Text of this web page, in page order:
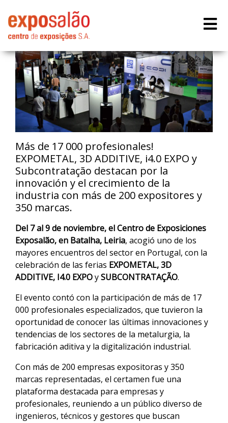
Más de 17 000 profesionales!
EXPOMETAL, 3D ADDITIVE, i4.0 EXPO y
Subcontratação destacan por la
innovación y el crecimiento de la
industria con más de 200 expositores y
350 marcas.
Del 7 al 9 de noviembre, el Centro de Exposiciones
Exposalão, en Batalha, Leiria, acogió uno de los
mayores encuentros del sector en Portugal, con la
celebración de las ferias EXPOMETAL, 3D
ADDITIVE, I4.0 EXPOySUBCONTRATAÇÃO.
El evento contó con la participación de más de 17
000 profesionales especializados, que tuvieron la
oportunidad de conocer las últimas innovaciones y
tendencias de los sectores de la metalurgia, la
fabricación aditiva y la digitalización industrial.
Con más de 200 empresas expositoras y 350
marcas representadas, el certamen fue una
plataforma destacada para empresas y
profesionales, reuniendo a un público diverso de
ingenieros, técnicos y gestores que buscan